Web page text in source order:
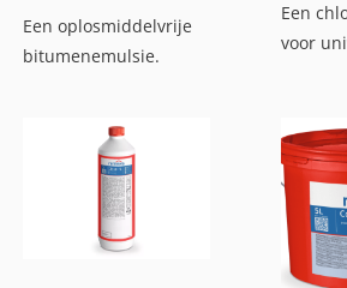
Een oplosmiddelvrije
bitumenemulsie.
Een
voor